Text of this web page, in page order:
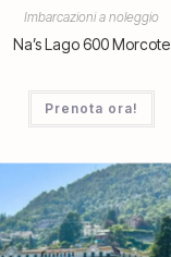
Imbarcazioni a noleggio
Na’s Lago 600 Morcote
Prenota ora!